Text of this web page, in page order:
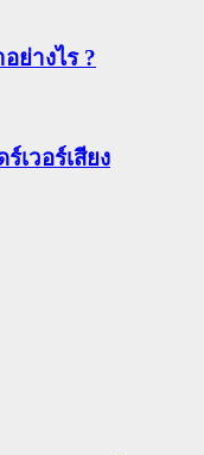
ย่างไร ?
เวอร์เสียง